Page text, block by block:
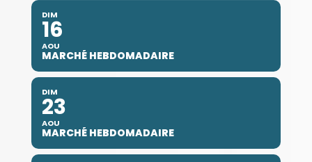
DIM
16
AOU
MARCHÉ HEBDOMADAIRE
DIM
23
AOU
MARCHÉ HEBDOMADAIRE